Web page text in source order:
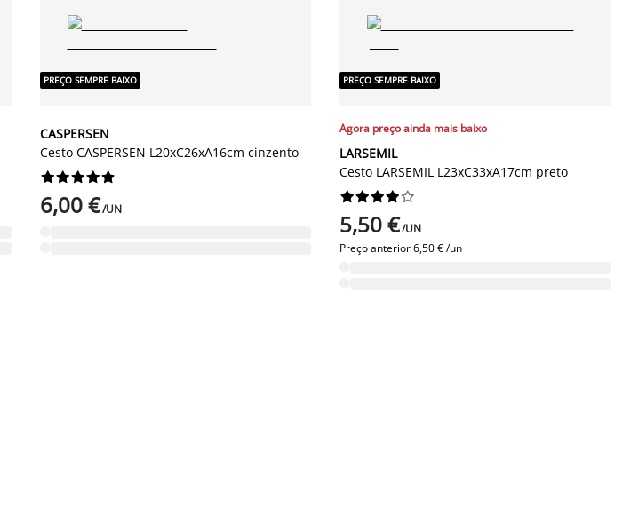
PREÇO SEMPRE BAIXO
CASPERSEN
Cesto CASPERSEN L20xC26xA16cm cinzento






6,00 €/UN
PREÇO SEMPRE BAIXO
Agora preço ainda mais baixo
LARSEMIL
Cesto LARSEMIL L23xC33xA17cm preto






5,50 €/UN
Preço anterior6,50 € /un